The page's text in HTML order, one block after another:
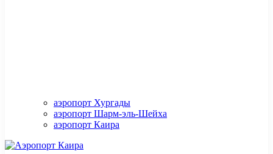
аэропорт Хургады
аэропорт Шарм-эль-Шейха
аэропорт Каира